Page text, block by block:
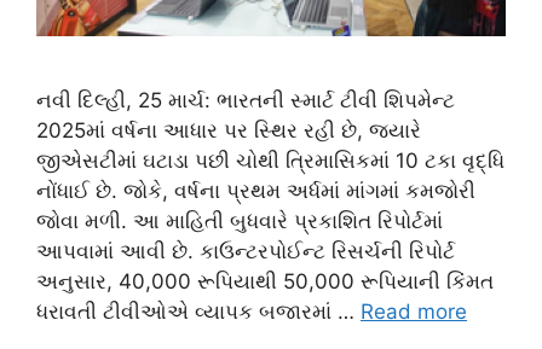
નવી દિલ્હી, 25 માર્ચ: ભારતની સ્માર્ટ ટીવી શિપમેન્ટ
2025માં વર્ષના આધાર પર સ્થિર રહી છે, જ્યારે
જીએસટીમાં ઘટાડા પછી ચોથી ત્રિમાસિકમાં 10 ટકા વૃદ્ધિ
નોંધાઈ છે. જોકે, વર્ષના પ્રથમ અર્ધમાં માંગમાં કમજોરી
જોવા મળી. આ માહિતી બુધવારે પ્રકાશિત રિપોર્ટમાં
આપવામાં આવી છે. કાઉન્ટરપોઈન્ટ રિસર્ચની રિપોર્ટ
અનુસાર, 40,000 રૂપિયાથી 50,000 રૂપિયાની કિંમત
ધરાવતી ટીવીઓએ વ્યાપક બજારમાં … Read more